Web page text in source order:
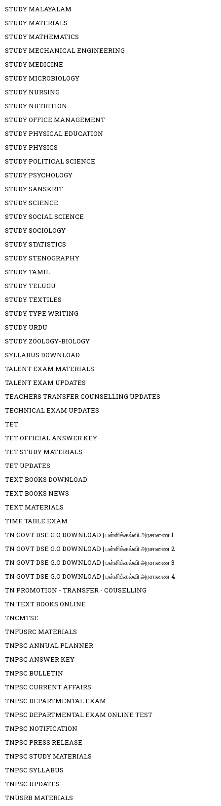
STUDY MALAYALAM
STUDY MATERIALS
STUDY MATHEMATICS
STUDY MECHANICAL ENGINEERING
STUDY MEDICINE
STUDY MICROBIOLOGY
STUDY NURSING
STUDY NUTRITION
STUDY OFFICE MANAGEMENT
STUDY PHYSICAL EDUCATION
STUDY PHYSICS
STUDY POLITICAL SCIENCE
STUDY PSYCHOLOGY
STUDY SANSKRIT
STUDY SCIENCE
STUDY SOCIAL SCIENCE
STUDY SOCIOLOGY
STUDY STATISTICS
STUDY STENOGRAPHY
STUDY TAMIL
STUDY TELUGU
STUDY TEXTILES
STUDY TYPE WRITING
STUDY URDU
STUDY ZOOLOGY-BIOLOGY
SYLLABUS DOWNLOAD
TALENT EXAM MATERIALS
TALENT EXAM UPDATES
TEACHERS TRANSFER COUNSELLING UPDATES
TECHNICAL EXAM UPDATES
TET
TET OFFICIAL ANSWER KEY
TET STUDY MATERIALS
TET UPDATES
TEXT BOOKS DOWNLOAD
TEXT BOOKS NEWS
TEXT MATERIALS
TIME TABLE EXAM
TN GOVT DSE G.O DOWNLOAD | பள்ளிக்கல்வி அரசாணை 1
TN GOVT DSE G.O DOWNLOAD | பள்ளிக்கல்வி அரசாணை 2
TN GOVT DSE G.O DOWNLOAD | பள்ளிக்கல்வி அரசாணை 3
TN GOVT DSE G.O DOWNLOAD | பள்ளிக்கல்வி அரசாணை 4
TN PROMOTION - TRANSFER - COUSELLING
TN TEXT BOOKS ONLINE
TNCMTSE
TNFUSRC MATERIALS
TNPSC ANNUAL PLANNER
TNPSC ANSWER KEY
TNPSC BULLETIN
TNPSC CURRENT AFFAIRS
TNPSC DEPARTMENTAL EXAM
TNPSC DEPARTMENTAL EXAM ONLINE TEST
TNPSC NOTIFICATION
TNPSC PRESS RELEASE
TNPSC STUDY MATERIALS
TNPSC SYLLABUS
TNPSC UPDATES
TNUSRB MATERIALS